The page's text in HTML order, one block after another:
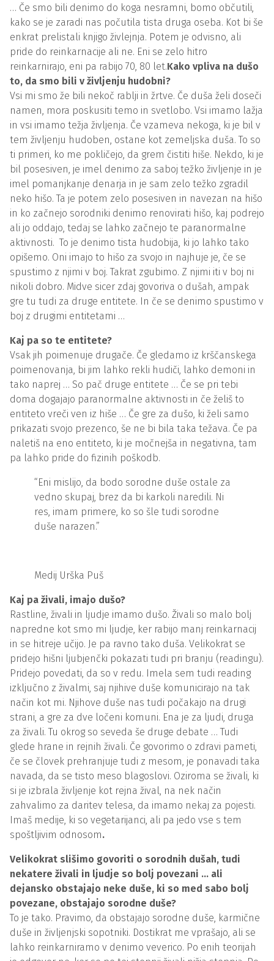
… Če smo bili denimo do koga nesramni, bomo občutili,
kako se je zaradi nas počutila tista druga oseba. Kot bi še
enkrat prelistali knjigo živlejnja. Potem je odvisno, ali
pride do reinkarnacije ali ne. Eni se zelo hitro
reinkarnirajo, eni pa rabijo 70, 80 let.Kako vpliva na dušo
to, da smo bili v življenju hudobni?
Vsi mi smo že bili nekoč rablji in žrtve. Če duša želi doseči
namen, mora poskusiti temo in svetlobo. Vsi imamo lažja
in vsi imamo težja življenja. Če vzameva nekoga, ki je bil v
tem življenju hudoben, ostane kot zemeljska duša. To so
ti primeri, ko me pokličejo, da grem čistiti hiše. Nekdo, ki je
bil posesiven, je imel denimo za saboj težko življenje in je
imel pomanjkanje denarja in je sam zelo težko zgradil
neko hišo. Ta je potem zelo posesiven in navezan na hišo
in ko začnejo sorodniki denimo renovirati hišo, kaj podrejo
ali jo oddajo, tedaj se lahko začnejo te paranormalne
aktivnosti. To je denimo tista hudobija, ki jo lahko tako
opišemo. Oni imajo to hišo za svojo in najhuje je, če se
spustimo z njimi v boj. Takrat zgubimo. Z njimi iti v boj ni
nikoli dobro. Midve sicer zdaj govoriva o dušah, ampak
gre tu tudi za druge entitete. In če se denimo spustimo v
boj z drugimi entitetami …
Kaj pa so te entitete?
Vsak jih poimenuje drugače. Če gledamo iz krščanskega
poimenovanja, bi jim lahko rekli hudiči, lahko demoni in
tako naprej … So pač druge entitete … Če se pri tebi
doma dogajajo paranormalne aktivnosti in če želiš to
entiteto vreči ven iz hiše … Če gre za dušo, ki želi samo
prikazati svojo prezenco, še ne bi bila taka težava. Če pa
naletiš na eno entiteto, ki je močnejša in negativna, tam
pa lahko pride do fizinih poškodb.
“Eni mislijo, da bodo sorodne duše ostale za
vedno skupaj, brez da bi karkoli naredili. Ni
res, imam primere, ko so šle tudi sorodne
duše narazen.”
Medij Urška Puš
Kaj pa živali, imajo dušo?
Rastline, živali in ljudje imamo dušo. Živali so malo bolj
napredne kot smo mi ljudje, ker rabijo manj reinkarnacij
in se hitreje učijo. Je pa ravno tako duša. Velikokrat se
pridejo hišni ljubjenčki pokazati tudi pri branju (readingu).
Pridejo povedati, da so v redu. Imela sem tudi reading
izključno z živalmi, saj njihive duše komunicirajo na tak
način kot mi. Njihove duše nas tudi počakajo na drugi
strani, a gre za dve ločeni komuni. Ena je za ljudi, druga
za živali. Tu okrog so seveda še druge debate … Tudi
glede hrane in rejnih živali. Če govorimo o zdravi pameti,
če se človek prehranjuje tudi z mesom, je ponavadi taka
navada, da se tisto meso blagoslovi. Oziroma se živali, ki
si je izbrala življenje kot rejna žival, na nek način
zahvalimo za daritev telesa, da imamo nekaj za pojesti.
Imaš medije, ki so vegetarijanci, ali pa jedo vse s tem
spoštljivim odnosom.
Velikokrat slišimo govoriti o sorodnih dušah, tudi
nekatere živali in ljudje so bolj povezani … ali
dejansko obstajajo neke duše, ki so med sabo bolj
povezane, obstajajo sorodne duše?
To je tako. Pravimo, da obstajajo sorodne duše, karmične
duše in življenjski sopotniki. Dostikrat me vprašajo, ali se
lahko reinkarniramo v denimo veverico. Po enih teorijah